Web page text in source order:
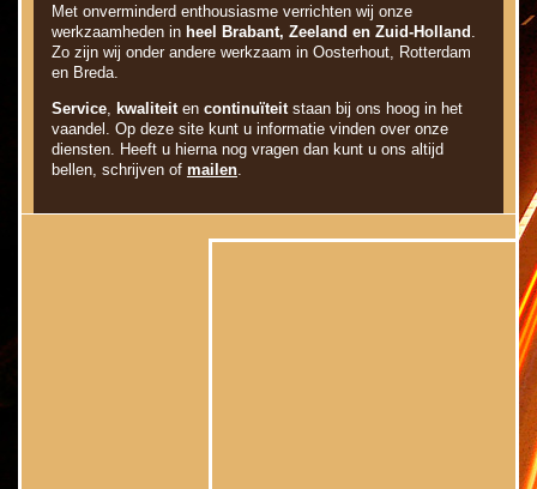
Met onverminderd enthousiasme verrichten wij onze
werkzaamheden in heel Brabant, Zeeland en Zuid-Holland
Zo zijn wij onder andere werkzaam in Oosterhout, Rotterdam
en Breda.
Service kwaliteit en continuïteit staan bij ons hoog in het
vaandel. Op deze site kunt u informatie vinden over onze
diensten. Heeft u hierna nog vragen dan kunt u ons altijd
bellen, schrijven of mailen